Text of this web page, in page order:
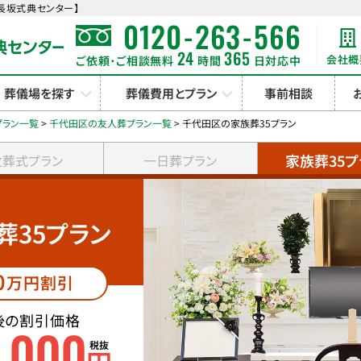
式典センター】
0120-263-566
ご依頼･ご相談無料 24 時間 365 日対応中 会社
葬儀場を探す 葬儀費用とプラン 事前相談
ン一覧>千代田区の友人葬プラン一覧>千代田区の家族葬35プラン
式プラン 一日葬プラン 家族葬35プ
35プラン
万円割引
割引価格
税抜